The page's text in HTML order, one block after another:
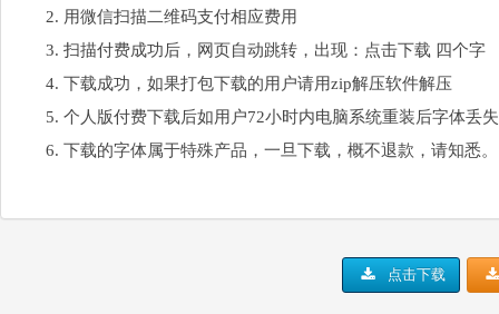
用微信扫描二维码支付相应费用
扫描付费成功后，网页自动跳转，出现：点击下载 四个字
下载成功，如果打包下载的用户请用zip解压软件解压
个人版付费下载后如用户72小时内电脑系统重装后字体丢
下载的字体属于特殊产品，一旦下载，概不退款，请知悉。
点击下载